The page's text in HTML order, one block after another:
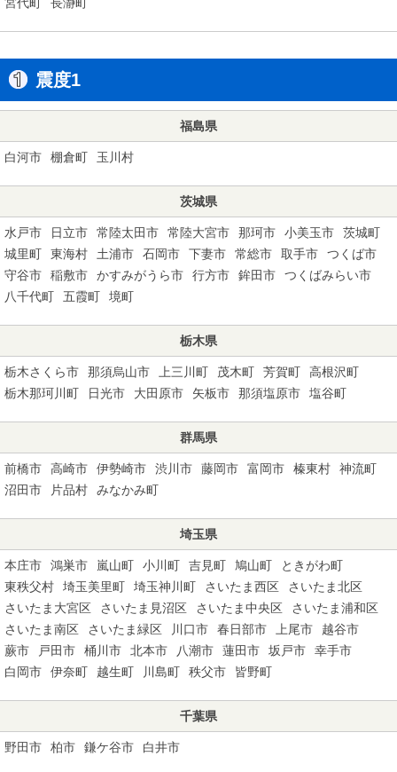
震度1
福島県
白河市 棚倉町 玉川村
茨城県
水戸市 日立市 常陸太田市 常陸大宮市 那珂市 小美玉市
茨城町
城里町
東海村 土浦市 石岡市 下妻市 常総市 取手市
つくば市
守谷市
稲敷市 かすみがうら市 行方市 鉾田市
つくばみらい市
八千代町
五霞町 境町
栃木県
栃木さくら市 那須烏山市 上三川町 茂木町 芳賀町
高根沢町
栃木那珂川町
日光市 大田原市 矢板市 那須塩原市 塩谷町
群馬県
前橋市 高崎市 伊勢崎市 渋川市 藤岡市 富岡市 榛東村
神流町
沼田市
片品村 みなかみ町
埼玉県
本庄市 鴻巣市 嵐山町 小川町 吉見町 鳩山町
ときがわ町
東秩父村
埼玉美里町 埼玉神川町 さいたま西区
さいたま北区
さいたま大宮区
さいたま見沼区 さいたま中央区
さいたま浦和区
さいたま南区
さいたま緑区 川口市 春日部市 上尾市
越谷市
蕨市
戸田市 桶川市 北本市 八潮市 蓮田市 坂戸市
幸手市
白岡市
伊奈町 越生町 川島町 秩父市 皆野町
千葉県
野田市 柏市 鎌ケ谷市 白井市